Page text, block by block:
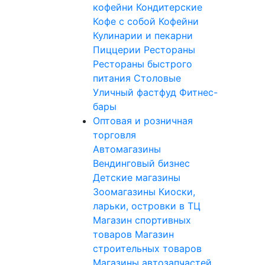
кофейни Кондитерские
Кофе с собой Кофейни
Кулинарии и пекарни
Пиццерии Рестораны
Рестораны быстрого
питания Столовые
Уличный фастфуд Фитнес-
бары
Оптовая и розничная
торговля
Автомагазины
Вендинговый бизнес
Детские магазины
Зоомагазины Киоски,
ларьки, островки в ТЦ
Магазин спортивных
товаров Магазин
строительных товаров
Магазины автозапчастей